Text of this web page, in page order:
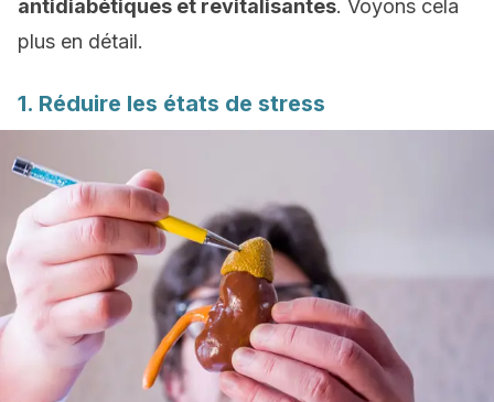
antidiabétiques et revitalisantes. Voyons cela
plus en détail.
1. Réduire les états de stress